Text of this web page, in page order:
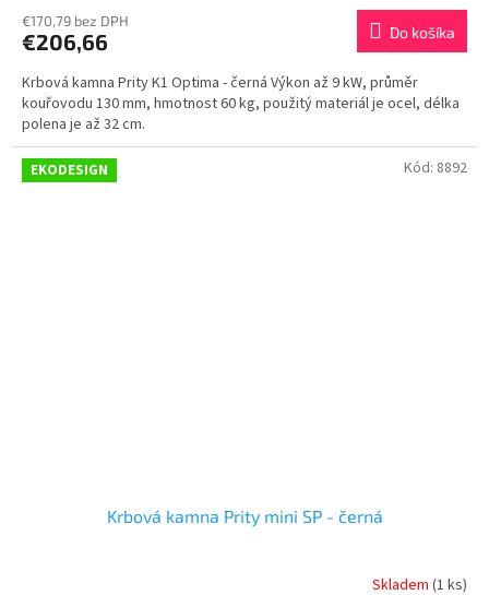
€170,79 bez DPH
€206,66 Do košíka
Krbová kamna Prity K1 Optima - černá Výkon až 9 kW, průměr
kouřovodu 130 mm, hmotnost 60 kg, použitý materiál je ocel, délka
polena je až 32 cm.
EKODESIGN
Krbová kamna Prity mini SP - černá
Skladem (1 ks)
Kód: 8892